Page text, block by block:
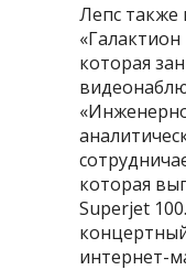
Лепс также
которая
которая
Superjet
интернет-